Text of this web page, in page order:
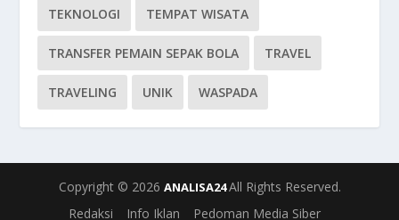
TEKNOLOGI TEMPAT WISATA
TRANSFER PEMAIN SEPAK BOLA TRAVEL
TRAVELING UNIK WASPADA
Copyright © 2026 ANALISA24All Rights Reserved.
Redaksi
Info Iklan Pedoman Media Siber